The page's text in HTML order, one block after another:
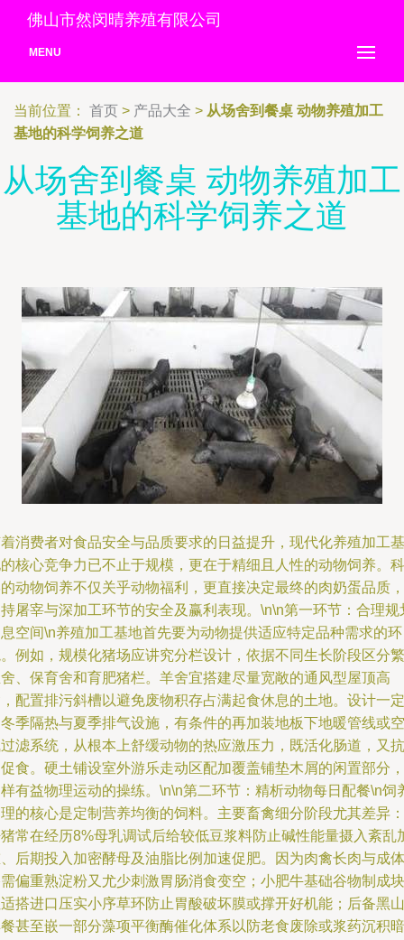
佛山市然闵晴养殖有限公司
MENU
当前位置： 首页 > 产品大全 > 从场舍到餐桌 动物养殖加工
基地的科学饲养之道
从场舍到餐桌 动物养殖加工
基地的科学饲养之道
消费者对食品安全与品质要求的日益提升，现代化养殖加工基
核心竞争力已不止于规模，更在于精细且人性的动物饲养。科
动物饲养不仅关乎动物福利，更直接决定最终的肉奶蛋品质，
屠宰与深加工环节的安全及赢利表现。\n\n第一环节：合理规
空间\n养殖加工基地首先要为动物提供适应特定品种需求的环
例如，规模化猪场应讲究分栏设计，依据不同生长阶段区分繁
、保育舍和育肥猪栏。羊舍宜搭建尽量宽敞的通风型屋顶高
配置排污斜槽以避免废物积存占满起食休息的土地。设计一定
季隔热与夏季排气设施，有条件的再加装地板下地暖管线或空
滤系统，从根本上舒缓动物的热应激压力，既活化肠道，又抗
食。硬土铺设室外游乐走动区配加覆盖铺垫木屑的闲置部分，
有益物理运动的操练。\n\n第二环节：精析动物每日配餐\n饲
的核心是定制营养均衡的饲料。主要畜禽细分阶段尤其差异：
常在经历8%母乳调试后给较低豆浆料防止碱性能量摄入紊乱
后期投入加密酵母及油脂比例加速促肥。因为肉禽长肉与成体
偏重熟淀粉又尤少刺激胃肠消食变空；小肥牛基础谷物制成块
搭进口压实小序草环防止胃酸破坏膜或撑开好机能；后备黑山
甚至嵌一部分藻项平衡酶催化体系以防老食废除或浆药沉积暗